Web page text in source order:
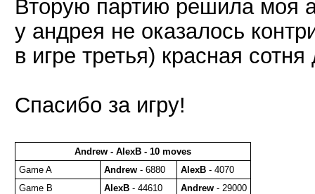
Вторую партию решила моя
у андрея не оказалось
в игре третья) красная
Спасибо за игру!
Andrew - AlexB - 10 moves
Game A
Andrew - 6880 AlexB - 4070
Game B
AlexB - 44610 Andrew - 29000